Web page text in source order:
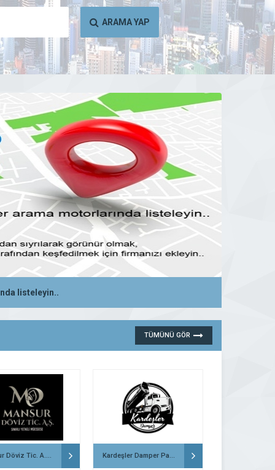
ARAMA YAP
listeleyin..
TÜMÜNÜ GÖR
Mansur Döviz Tic. A.Ş. İskenderun Kardeşler Damper Payas